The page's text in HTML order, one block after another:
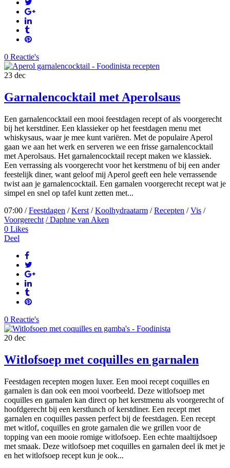
0 Reactie's
23 dec
Garnalencocktail met Aperolsaus
Een garnalencocktail een mooi feestdagen recept of als voorgerecht
bij het kerstdiner. Een klassieker op het feestdagen menu met
whiskysaus, waar je mee kunt variëren. Met de populaire Aperol
gaan we aan het werk en serveren we een frisse garnalencocktail
met Aperolsaus. Het garnalencocktail recept maken we klassiek.
Een verrassing als voorgerecht voor het kerstmenu of bij een ander
feestelijk diner, want geloof mij Aperol geeft een hele verrassende
twist aan je garnalencocktail. Een garnalen voorgerecht recept wat je
simpel en snel op tafel kunt zetten met...
07:00 /Feestdagen /Kerst /Koolhydraatarm /Recepten /Vis /
Voorgerecht / Daphne van Aken
0 Likes
Deel
0 Reactie's
20 dec
Witlofsoep met coquilles en garnalen
Feestdagen recepten mogen luxer. Een mooi recept coquilles en
garnalen is dan ook een mooi voorbeeld. Deze witlofsoep met
coquilles en garnalen kan direct op het kerstmenu als voorgerecht of
hoofdgerecht bij een kerstlunch of kerstdiner. Een recept met
garnalen en coquilles passen perfect bij de feestdagen. Een recept
met witlof, coquilles en grote garnalen die we grillen voor de
topping van een mooie romige witlofsoep. Een echte maaltijdsoep
met smaak. Deze witlofsoep met coquilles en garnalen deel ik met je
en het witlofsoep recept kun je ook...